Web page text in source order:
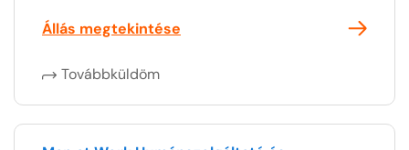
Állás megtekintése
Továbbküldöm